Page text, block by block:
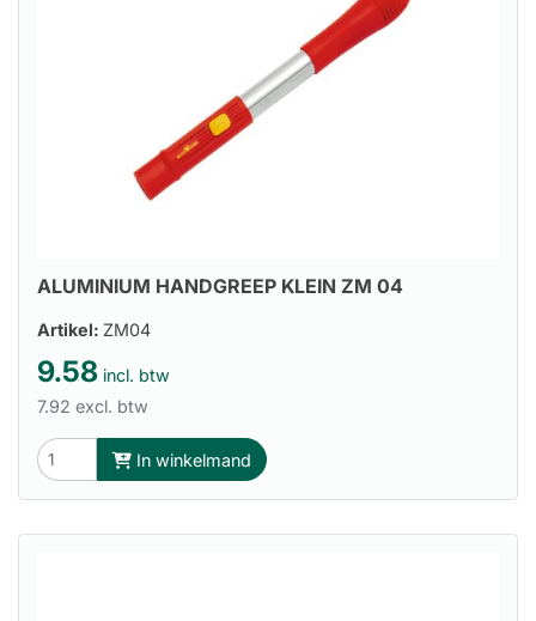
ALUMINIUM HANDGREEP KLEIN ZM 04
Artikel: ZM04
9.58 incl. btw
7.92 excl. btw
In winkelmand